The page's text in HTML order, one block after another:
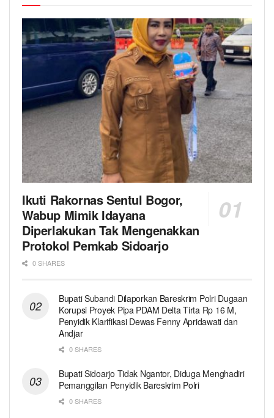
Ikuti Rakornas Sentul Bogor,
Wabup Mimik Idayana
Diperlakukan Tak Mengenakkan
Protokol Pemkab Sidoarjo
0 SHARES
Bupati Subandi Dilaporkan Bareskrim Polri Dugaan
Korupsi Proyek Pipa PDAM Delta Tirta Rp 16 M,
Penyidik Klarifikasi Dewas Fenny Apridawati dan
Andjar
0 SHARES
Bupati Sidoarjo Tidak Ngantor, Diduga Menghadiri
Pemanggilan Penyidik Bareskrim Polri
0 SHARES